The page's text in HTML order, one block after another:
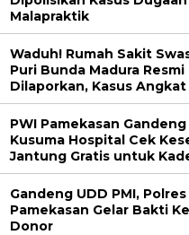
Malapraktik
Waduh! Rumah Sakit
Puri Bunda Madura Resmi
Dilaporkan, Kasus Angkat
PWI Pamekasan Gandeng
Kusuma Hospital Cek
Jantung Gratis untuk
Gandeng UDD PMI, Polres
Pamekasan Gelar Bakti
Donor